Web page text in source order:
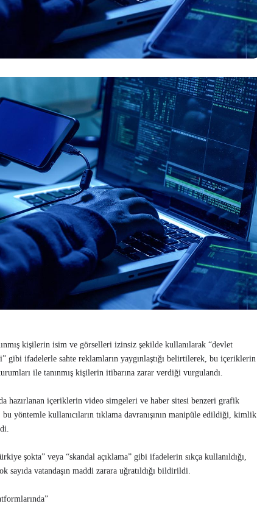
kişilerin isim ve görselleri izinsiz şekilde kullanılarak “devlet
gibi ifadelerle sahte reklamların yaygınlaştığı belirtilerek, bu içeriklerin
ile tanınmış kişilerin itibarına zarar verdiği vurgulandı.
hazırlanan içeriklerin video simgeleri ve haber sitesi benzeri grafik
yöntemle kullanıcıların tıklama davranışının manipüle edildiği, kimlik
şokta” veya “skandal açıklama” gibi ifadelerin sıkça kullanıldığı,
sayıda vatandaşın maddi zarara uğratıldığı bildirildi.